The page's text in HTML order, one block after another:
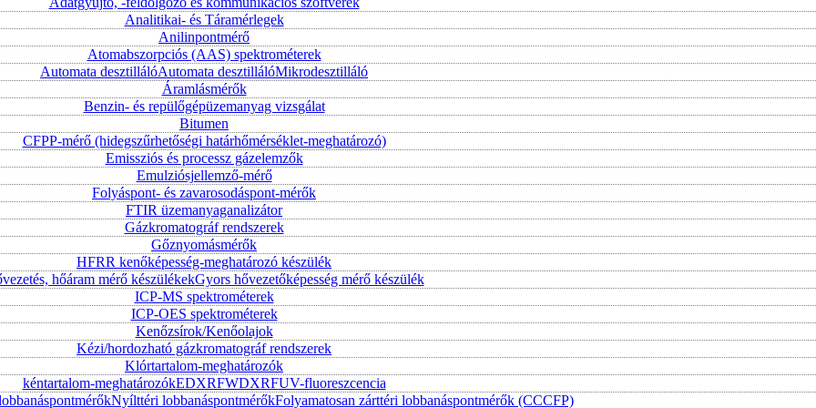
Analitikai- és Táramérlegek
Anilinpontmérő
Atomabszorpciós (AAS) spektrométerek
Automata desztillálóAutomata desztillálóMikrodesztilláló
Áramlásmérők
Benzin- és repülőgépüzemanyag vizsgálat
Bitumen
CFPP-mérő (hidegszűrhetőségi határhőmérséklet-meghatározó)
Emissziós és processz gázelemzők
Emulziósjellemző-mérő
Folyáspont- és zavarosodáspont-mérők
FTIR üzemanyaganalizátor
Gázkromatográf rendszerek
Gőznyomásmérők
HFRR kenőképesség-meghatározó készülék
hőáram mérő készülékekGyors hővezetőképesség mérő készülék
ICP-MS spektrométerek
ICP-OES spektrométerek
Kenőzsírok/Kenőolajok
Kézi/hordozható gázkromatográf rendszerek
Klórtartalom-meghatározók
kéntartalom-meghatározókEDXRFWDXRFUV-fluoreszcencia
Nyílttéri lobbanáspontmérőkFolyamatosan zárttéri lobbanáspontmérők (CCCFP)